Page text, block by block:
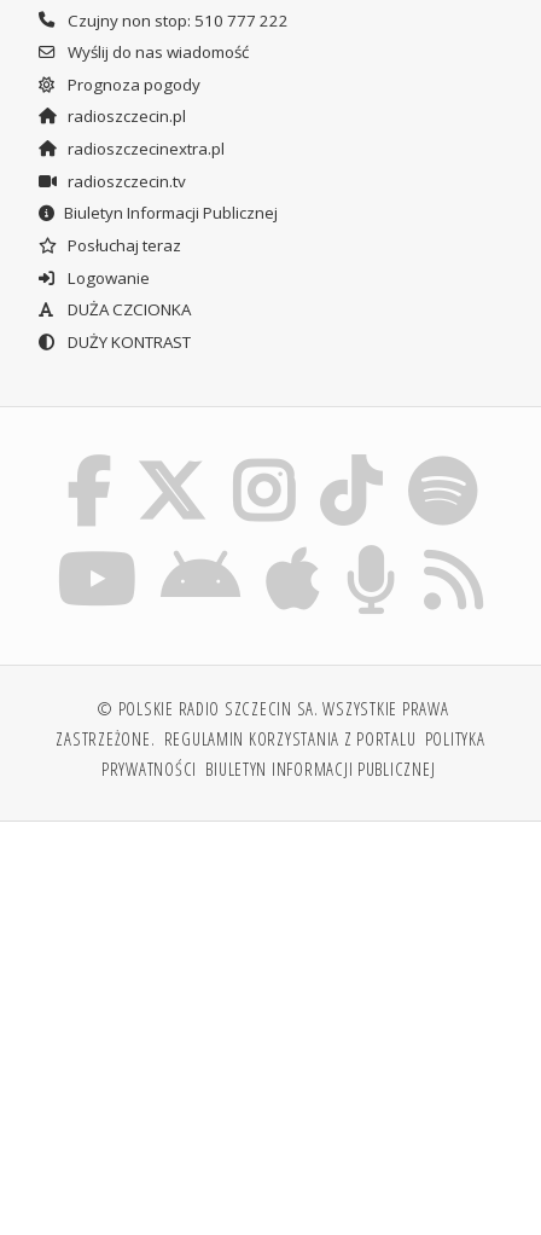
Czujny non stop: 510 777 222
Wyślij do nas wiadomość
Prognoza pogody
radioszczecin.pl
radioszczecinextra.pl
radioszczecin.tv
Biuletyn Informacji Publicznej
Posłuchaj teraz
Logowanie
DUŻA CZCIONKA
DUŻY KONTRAST
© POLSKIE RADIO SZCZECIN SA. WSZYSTKIE PRAWA
ZASTRZEŻONE. REGULAMIN KORZYSTANIA Z PORTALU POLITYKA
PRYWATNOŚCI BIULETYN INFORMACJI PUBLICZNEJ